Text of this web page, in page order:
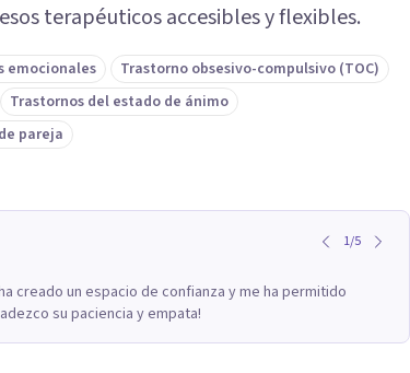
terapéuticos accesibles y flexibles.
emocionales
Trastorno obsesivo-compulsivo (TOC)
Trastornos del estado de ánimo
pareja
1/5
creado un espacio de confianza y me ha permitido
su paciencia y empata!